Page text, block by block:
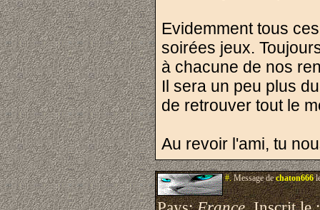
Evidemment tous
soirées jeux.
à chacune de nos
Il sera un peu plus
de retrouver tout le
Au revoir l'ami, tu
#.Message dechaton666